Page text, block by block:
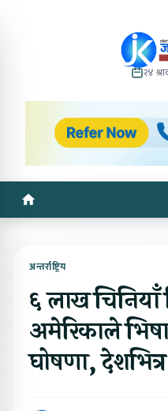
२४
अन्तर्राष्ट्रिय
६ लाख चिनियाँ
अमेरिकाले भिषा
घोषणा,